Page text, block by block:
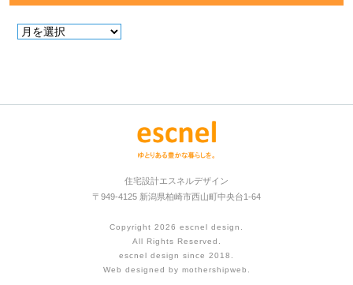
住宅設計エスネルデザイン
〒949-4125 新潟県柏崎市西山町中央台1-64
Copyright 2026 escnel design
All Rights Reserved.
escnel design since 2018.
Web designed by mothershipweb